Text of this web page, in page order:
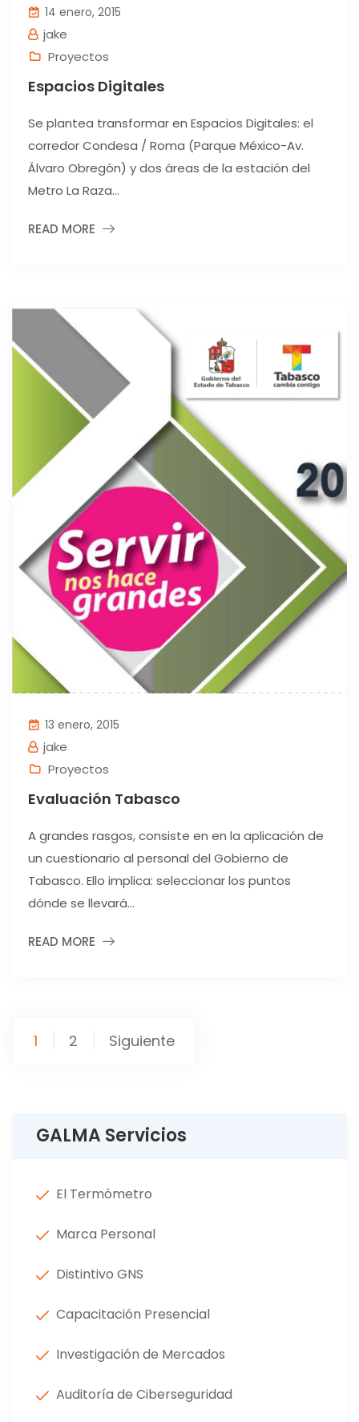
14 enero, 2015
jake
Proyectos
Espacios Digitales
Se plantea transformar en Espacios Digitales: el
corredor Condesa / Roma (Parque México-Av.
Álvaro Obregón) y dos áreas de la estación del
Metro La Raza...
READ MORE
13 enero, 2015
jake
Proyectos
Evaluación Tabasco
A grandes rasgos, consiste en en la aplicación de
un cuestionario al personal del Gobierno de
Tabasco. Ello implica: seleccionar los puntos
dónde se llevará...
READ MORE
Paginación
1 2 Siguiente
GALMA Servicios
El Termómetro
Marca Personal
Distintivo GNS
Capacitación Presencial
Investigación de Mercados
Auditoría de Ciberseguridad